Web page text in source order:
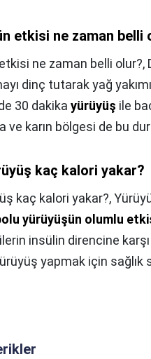
etkisi ne zaman belli
ne zaman belli olur?,
dinç tutarak yağ
30 dakika yürüyüş ile
ve karın bölgesi de bu
kaç kalori yakar?
kaç kalori yakar?,
yürüyüşün olumlu
insülin direncine
yapmak için